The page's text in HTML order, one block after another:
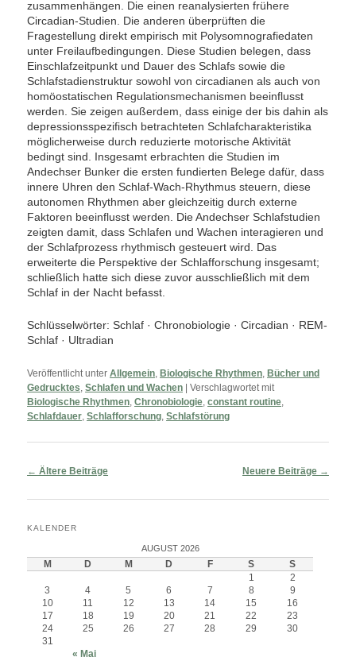
zusammenhängen. Die einen reanalysierten frühere
Circadian-Studien. Die anderen überprüften die
Fragestellung direkt empirisch mit Polysomnografiedaten
unter Freilaufbedingungen. Diese Studien belegen, dass
Einschlafzeitpunkt und Dauer des Schlafs sowie die
Schlafstadienstruktur sowohl von circadianen als auch von
homöostatischen Regulationsmechanismen beeinflusst
werden. Sie zeigen außerdem, dass einige der bis dahin als
depressionsspezifisch betrachteten Schlafcharakteristika
möglicherweise durch reduzierte motorische Aktivität
bedingt sind. Insgesamt erbrachten die Studien im
Andechser Bunker die ersten fundierten Belege dafür, dass
innere Uhren den Schlaf-Wach-Rhythmus steuern, diese
autonomen Rhythmen aber gleichzeitig durch externe
Faktoren beeinflusst werden. Die Andechser Schlafstudien
zeigten damit, dass Schlafen und Wachen interagieren und
der Schlafprozess rhythmisch gesteuert wird. Das
erweiterte die Perspektive der Schlafforschung insgesamt;
schließlich hatte sich diese zuvor ausschließlich mit dem
Schlaf in der Nacht befasst.
Schlüsselwörter: Schlaf · Chronobiologie · Circadian · REM-
Schlaf · Ultradian
Veröffentlicht unter Allgemein, Biologische Rhythmen, Bücher und
Gedrucktes,Schlafen und Wachen |Verschlagwortet mit
Biologische Rhythmen,Chronobiologie,constant routine,
Schlafdauer,Schlafforschung,Schlafstörung
Beitragsnavigation
← Ältere Beiträge Neuere Beiträge →
KALENDER
AUGUST 2026
M D M D F S
S
1
2
3
4 5 6 7 8
9
10
11 12 13 14 15
16
17
18 19 20 21 22
23
24
25 26 27 28 29
30
31
« Mai